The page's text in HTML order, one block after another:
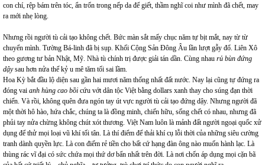
con chí, rệp bám trên tóc, ẩn trốn trong nếp da để giết, thầm nghĩ coi như mình đã chết, may
ra mới nhẹ lòng.
Nhưng rồi người tù cải tạo không chết. Bức màn sắt mấy chục năm tự bịt mắt, nay từ từ
chuyển mình. Tường Bá-linh đã bị sụp. Khối Cộng Sản Đông Âu lần lượt gẫy đổ. Liên Xô
theo gương tư bản Nhật, Mỹ. Nhà tù chính trị được giải tán dần. Cùng nhau rủ bùn đứng
dậysau hơn nửa thế kỷ u mê tăm tối sai lầm.
Hoa Kỳ bắt đầu lộ diện sau gần hai mươi năm thống nhất đất nước. Nay lại cũng tự đứng ra
đóng vai anh hùng cao bồi cứu vớt dân tộc Việt bằng dollars xanh thay cho súng đạn thời
chiến. Và rồi, không quên đưa ngón tay út vực người tù cải tạo đứng dậy. Nhưng người đã
một thời hô hào, hứa chắc, chúng ta là đồng minh, chiến hữu, sống chết có nhau, nhưng đã
phủi tay nửa chừng không chút xót thương. Việt Nam luôn là mảnh đất người ngoại quốc xử
dụng để thử mọi loại vũ khí tối tân. Là thí điểm để thải khí cụ lỗi thời của những siêu cường
tranh dành quyền lực. Là con điếm rẻ tiền cho bất cứ hạng đàn ông nào muốn hành lạc. Là
thùng rác vĩ đại có sức chứa mọi thứ dơ bẩn nhất trên đời. Là nơi chốn áp dụng mọi cặn bã